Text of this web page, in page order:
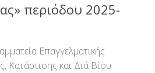
περιόδου 2025-
Επαγγελματικής
Κατάρτισης και Διά Βίου